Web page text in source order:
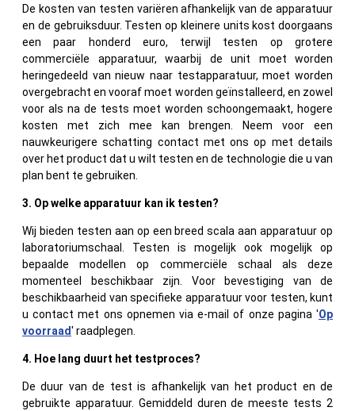
De kosten van testen variëren afhankelijk van de apparatuur
en de gebruiksduur. Testen op kleinere units kost doorgaans
een paar honderd euro, terwijl testen op grotere
commerciële apparatuur, waarbij de unit moet worden
heringedeeld van nieuw naar testapparatuur, moet worden
overgebracht en vooraf moet worden geïnstalleerd, en zowel
voor als na de tests moet worden schoongemaakt, hogere
kosten met zich mee kan brengen. Neem voor een
nauwkeurigere schatting contact met ons op met details
over het product dat u wilt testen en de technologie die u van
plan bent te gebruiken.
3. Op welke apparatuur kan ik testen?
Wij bieden testen aan op een breed scala aan apparatuur op
laboratoriumschaal. Testen is mogelijk ook mogelijk op
bepaalde modellen op commerciële schaal als deze
momenteel beschikbaar zijn. Voor bevestiging van de
beschikbaarheid van specifieke apparatuur voor testen, kunt
u contact met ons opnemen via e-mail of onze pagina 'Op
voorraad' raadplegen.
4. Hoe lang duurt het testproces?
De duur van de test is afhankelijk van het product en de
gebruikte apparatuur. Gemiddeld duren de meeste tests 2